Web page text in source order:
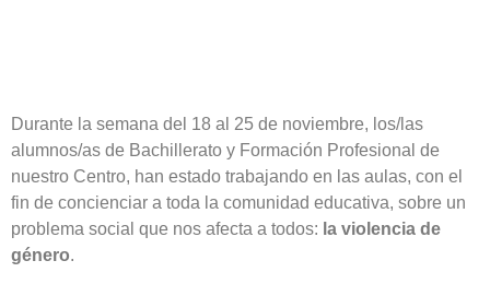
Durante la semana del 18 al 25 de noviembre, los/las
alumnos/as de Bachillerato y Formación Profesional de
nuestro Centro, han estado trabajando en las aulas, con el
fin de concienciar a toda la comunidad educativa, sobre un
problema social que nos afecta a todos: la violencia de
género.